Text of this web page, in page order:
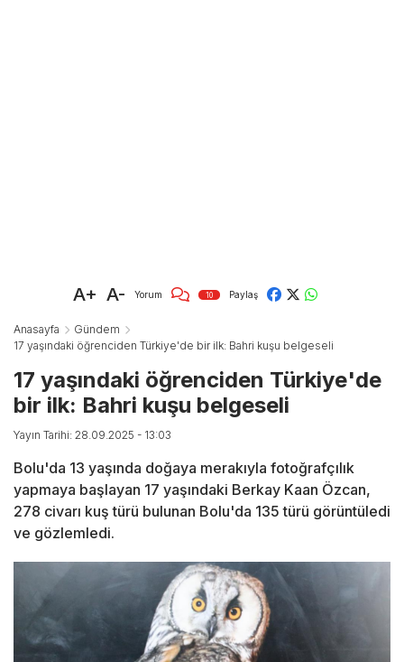
A+ A- Yorum 10 Paylaş
Anasayfa
Gündem
17 yaşındaki öğrenciden Türkiye'de bir ilk: Bahri kuşu belgeseli
17 yaşındaki öğrenciden Türkiye'de
bir ilk: Bahri kuşu belgeseli
Yayın Tarihi: 28.09.2025 - 13:03
Bolu'da 13 yaşında doğaya merakıyla fotoğrafçılık
yapmaya başlayan 17 yaşındaki Berkay Kaan Özcan,
278 civarı kuş türü bulunan Bolu'da 135 türü görüntüledi
ve gözlemledi.